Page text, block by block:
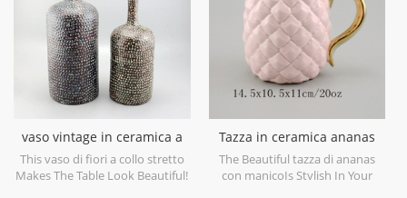
vaso vintage in ceramica a
collo stretto
This vaso di fiori a collo stretto
Makes The Table Look Beautiful!
Tazza in ceramica ananas
con manico dorato
The Beautiful tazza di ananas
con manicoIs Stylish In Your